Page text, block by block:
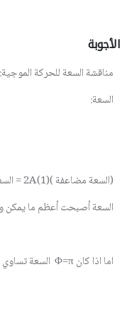
الأجوبة
مناقشة السعة للحركة الموجية:
السعة:
(السعة مضاعفة )(1) 2A
=
السعة أصبحت أعظم ما يمكن
اما اذا كانπ=
Φ السعة